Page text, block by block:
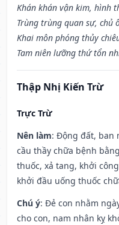
Khán khán vận kim, hình
Trùng trùng quan sự, chủ
Khai môn phóng thủy
Tam niên lưỡng thứ tổn
Thập Nhị Kiến Trừ
Trực Trừ
Nên làm: Động đất, ban
cầu thầy chữa bệnh
thuốc, xả tang, khởi
khởi đầu uống thuốc
Chú ý: Đẻ con nhằm
cho con, nam nhân kỵ